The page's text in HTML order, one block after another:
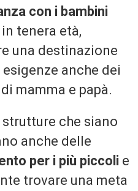
con i bambini
tenera età,
una destinazione
anche dei
mamma e papà.
che siano
anche delle
per i più piccoli e
trovare una meta